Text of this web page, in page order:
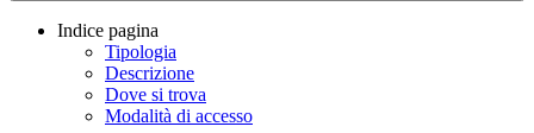
Indice pagina
Tipologia
Descrizione
Dove si trova
Modalità di accesso